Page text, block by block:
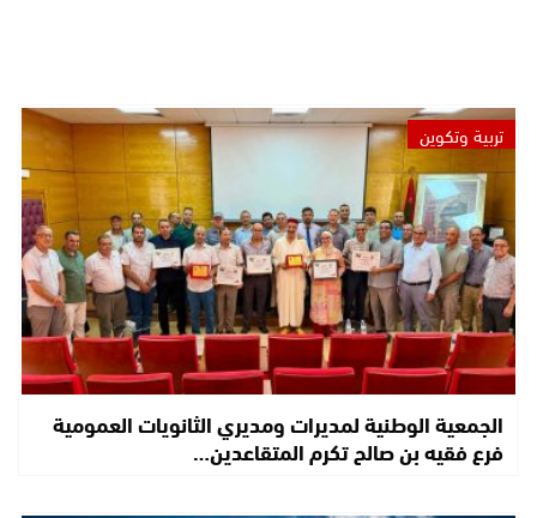
تربية وتكوين
الجمعية الوطنية لمديرات ومديري الثانويات العمومية
فرع فقيه بن صالح تكرم المتقاعدين…